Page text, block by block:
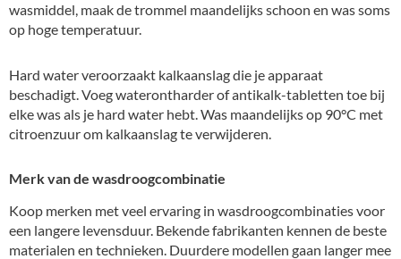
wasmiddel, maak de trommel maandelijks schoon en was soms
op hoge temperatuur.
Hard water veroorzaakt kalkaanslag die je apparaat
beschadigt. Voeg waterontharder of antikalk-tabletten toe bij
elke was als je hard water hebt. Was maandelijks op 90°C met
citroenzuur om kalkaanslag te verwijderen.
Merk van de wasdroogcombinatie
Koop merken met veel ervaring in wasdroogcombinaties voor
een langere levensduur. Bekende fabrikanten kennen de beste
materialen en technieken. Duurdere modellen gaan langer mee